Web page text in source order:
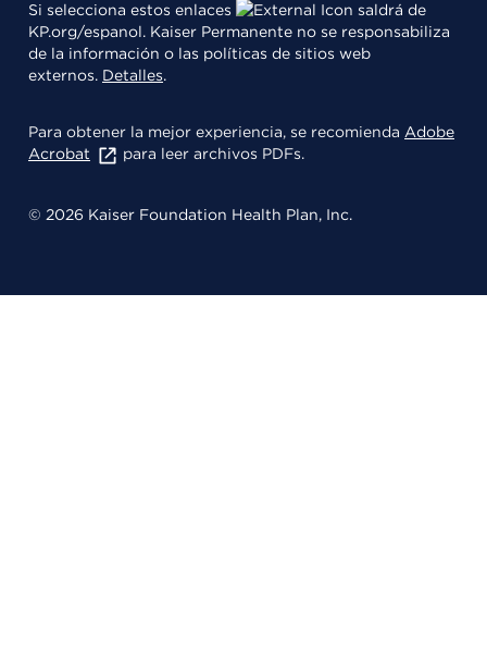
Si selecciona estos enlaces
saldrá de
KP.org/espanol. Kaiser Permanente no se responsabiliza
de la información o las políticas de sitios web
externos. Detalles.
Para obtener la mejor experiencia, se recomienda Adobe
Acrobat
para leer archivos PDFs.
© 2026 Kaiser Foundation Health Plan, Inc.